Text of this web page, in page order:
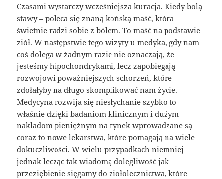
Czasami wystarczy wcześniejsza kuracja. Kiedy bolą
stawy – poleca się znaną końską maść, która
świetnie radzi sobie z bólem. To maść na podstawie
ziół. W następstwie tego wizyty u medyka, gdy nam
coś dolega w żadnym razie nie oznaczają, że
jesteśmy hipochondrykami, lecz zapobiegają
rozwojowi poważniejszych schorzeń, które
zdołałyby na długo skomplikować nam życie.
Medycyna rozwija się niesłychanie szybko to
właśnie dzięki badaniom klinicznym i dużym
nakładom pieniężnym na rynek wprowadzane są
coraz to nowe lekarstwa, które pomagają na wiele
dokuczliwości. W wielu przypadkach niemniej
jednak lecząc tak wiadomą dolegliwość jak
przeziębienie sięgamy do ziołolecznictwa, które